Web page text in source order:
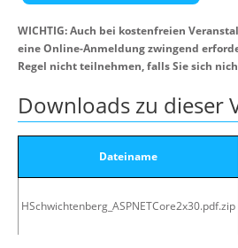
WICHTIG: Auch bei kostenfreien
eine Online-Anmeldung zwingend
Regel nicht teilnehmen, falls Sie sich
Downloads zu dieser
Dateiname
HSchwichtenberg_ASPNETCore2x30.pdf.zip